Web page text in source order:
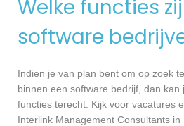
Welke functies
software
Indien je van plan bent om op zoek
binnen een software bedrijf, dan
functies terecht. Kijk voor vacatures
Interlink Management Consultants in